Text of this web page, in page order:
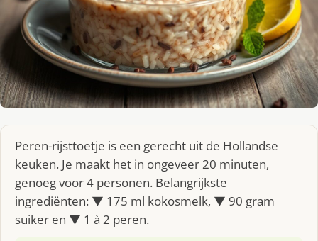
Peren-rijsttoetje is een gerecht uit de Hollandse
keuken. Je maakt het in ongeveer 20 minuten,
genoeg voor 4 personen. Belangrijkste
ingrediënten: ▼ 175 ml kokosmelk, ▼ 90 gram
suiker en ▼ 1 à 2 peren.